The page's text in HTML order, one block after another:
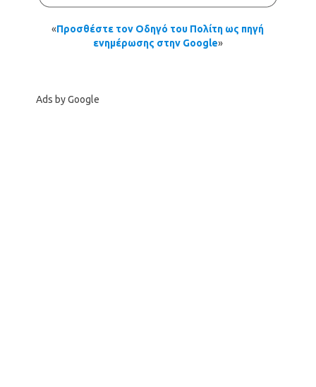
«Προσθέστε τον Οδηγό του Πολίτη ως πηγή
ενημέρωσης στην Google»
Ads by Google